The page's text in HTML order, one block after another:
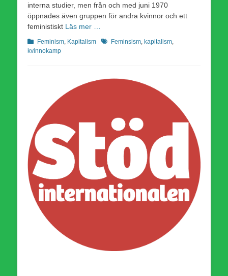
interna studier, men från och med juni 1970
öppnades även gruppen för andra kvinnor och ett
feministiskt Läs mer …
Kategorier
Feminism Kapitalism EtiketterFeminsism kapitalism
kvinnokamp